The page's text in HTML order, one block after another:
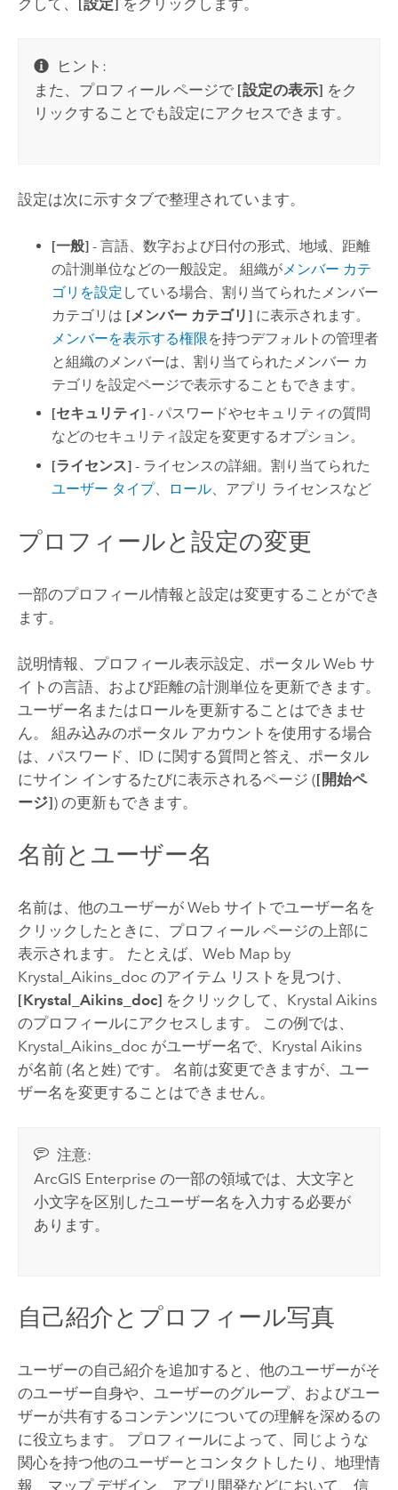
ヒント:
また、プロフィール ページで [設定の表示] をク
リックすることでも設定にアクセスできます。
設定は次に示すタブで整理されています。
[一般] - 言語、数字および日付の形式、地域、距離
の計測単位などの一般設定。 組織が メンバー カテ
ゴリを設定 している場合、割り当てられたメンバー
カテゴリは [メンバー カテゴリ] に表示されます。
メンバーを表示する権限を持つデフォルトの管理者
と組織のメンバーは、割り当てられたメンバー カ
テゴリを設定ページで表示することもできます。
[セキュリティ] - パスワードやセキュリティの質問
などのセキュリティ設定を変更するオプション。
[ライセンス] - ライセンスの詳細。割り当てられた
ユーザー タイプ、 ロール、アプリ ライセンスなど
プロフィールと設定の変更
一部のプロフィール情報と設定は変更することができ
ます。
説明情報、プロフィール表示設定、ポータル Web サ
イトの言語、および距離の計測単位を更新できます。
ユーザー名またはロールを更新することはできませ
ん。 組み込みのポータル アカウントを使用する場合
は、パスワード、ID に関する質問と答え、ポータル
にサイン インするたびに表示されるページ ([開始ペ
ージ]) の更新もできます。
名前とユーザー名
名前は、他のユーザーが Web サイトでユーザー名を
クリックしたときに、プロフィール ページの上部に
表示されます。 たとえば、Web Map by
Krystal_Aikins_doc のアイテム リストを見つけ、
[Krystal_Aikins_doc] をクリックして、Krystal Aikins
のプロフィールにアクセスします。 この例では、
Krystal_Aikins_doc がユーザー名で、Krystal Aikins
が名前 (名と姓) です。 名前は変更できますが、ユー
ザー名を変更することはできません。
注意:
ArcGIS Enterprise の一部の領域では、大文字と
小文字を区別したユーザー名を入力する必要が
あります。
自己紹介とプロフィール写真
ユーザーの自己紹介を追加すると、他のユーザーがそ
のユーザー自身や、ユーザーのグループ、およびユー
ザーが共有するコンテンツについての理解を深めるの
に役立ちます。 プロフィールによって、同じような
関心を持つ他のユーザーとコンタクトしたり、地理情
報、マップ デザイン、アプリ開発などにおいて、信